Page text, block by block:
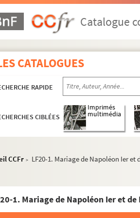
Catalogue
CATALOGUES
RAPIDE
CIBLÉES
Imprimés
multimédia
CCFr > LF20-1. Mariage de Napoléon Ier
1. Mariage de Napoléon Ier et
LF2. Le théâtre de Lille
LFK-1. Théâtre de Lille, mémoires,